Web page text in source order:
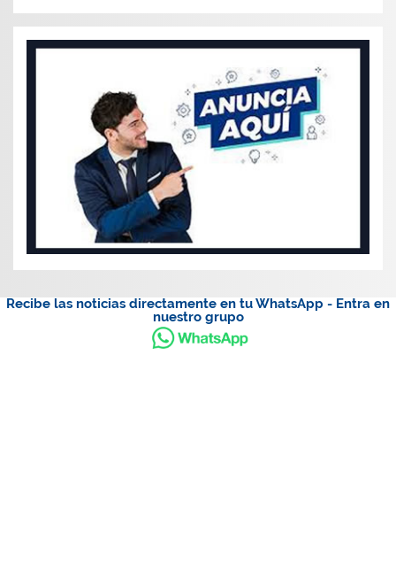
Recibe las noticias directamente en tu WhatsApp - Entra en
nuestro grupo